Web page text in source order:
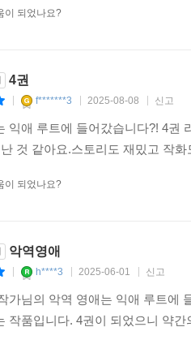
이 되었나요?
4권
f*******3 2025-08-08 신고
익애 루트에 들어갔습니다?! 4권
것 같아요.스토리도 재밌고 작
이 되었나요?
악역영애
h****3 2025-06-01 신고
가님의 악역 영애는 익애 루트에
작품입니다. 4권이 되었으니 약